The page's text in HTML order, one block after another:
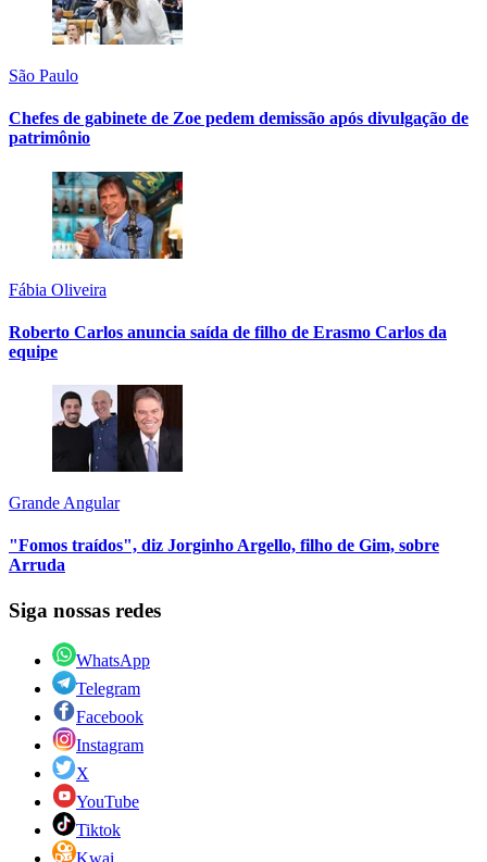
São Paulo
Chefes de gabinete de Zoe pedem demissão após divulgação de
patrimônio
Fábia Oliveira
Roberto Carlos anuncia saída de filho de Erasmo Carlos da
equipe
Grande Angular
"Fomos traídos", diz Jorginho Argello, filho de Gim, sobre
Arruda
Siga nossas redes
WhatsApp
Telegram
Facebook
Instagram
X
YouTube
Tiktok